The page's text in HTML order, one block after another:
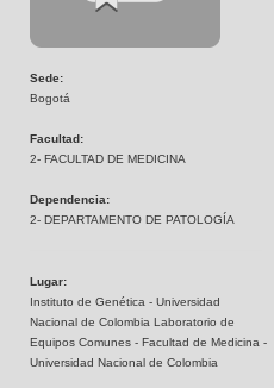
Sede:
Bogotá
Facultad:
2- FACULTAD DE MEDICINA
Dependencia:
2- DEPARTAMENTO DE PATOLOGÍA
Lugar:
Instituto de Genética - Universidad
Nacional de Colombia Laboratorio de
Equipos Comunes - Facultad de Medicina -
Universidad Nacional de Colombia